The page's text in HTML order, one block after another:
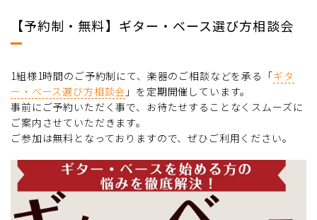
【予約制・無料】ギター・ベース選び方相談会
1組様1時間のご予約制にて、楽器のご相談などを承る「ギタ
ー・ベース選び方相談会 」を定期開催しています。
事前にご予約いただく事で、お待たせすることなくスムーズに
ご案内させていただきます。
ご参加は無料となっておりますので、ぜひご利用ください。